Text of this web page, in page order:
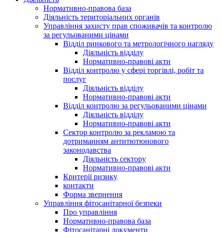
Нормативно-правова база
Діяльність територіальних органів
Управління захисту прав споживачів та контролю
за регульованими цінами
Відділ ринкового та метрологічного нагляду
Діяльність відділу
Нормативно-правові акти
Відділ контролю у сфері торгівлі, робіт та
послуг
Діяльність відділу
Нормативно-правові акти
Відділ контролю за регульованими цінами
Діяльність відділу
Нормативно-правові акти
Сектор контролю за рекламою та
дотриманням антитютюнового
законодавства
Діяльність сектору
Нормативно-правові акти
Критерії ризику
контакти
Форма звернення
Управління фітосанітарної безпеки
Про управління
Нормативно-правова база
Фітосанітарні документи